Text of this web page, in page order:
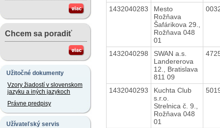
Chcem sa poradiť
Užitočné dokumenty
Vzory žiadostí v slovenskom
jazyku a iných jazykoch
Právne predpisy
Užívateľský servis
1432040283
Mesto
Rožňava
Šafárikova 29.,
Rožňava 048
01
1432040298
SWAN a.s.
Landererova
12., Bratislava
811 09
1432040293
Kuchta Club
s.r.o.
Strelnica č. 9.,
Rožňava 048
01